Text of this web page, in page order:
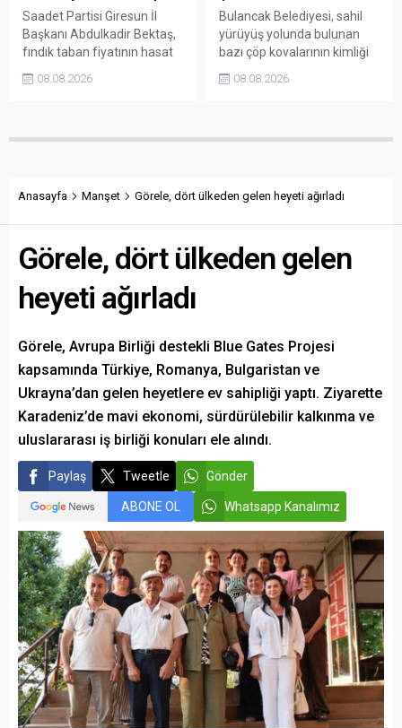
Saadet Partisi Giresun İl
Başkanı Abdulkadir Bektaş,
fındık taban fiyatının hasat
açıklanmamasına tepki
belirterek üreticiyi memnun
savundu.
08.08.2026
Bulancak Belediyesi, sahil
yürüyüş yolunda bulunan
bazı çöp kovalarının kimliği
sökülerek çalındığını açıkladı.
vatandaşlardan ihbar
08.08.2026
Anasayfa Manşet Görele, dört ülkeden gelen heyeti ağırladı
Görele, dört ülkeden gelen
heyeti ağırladı
Görele, Avrupa Birliği destekli Blue Gates Projesi
kapsamında Türkiye, Romanya, Bulgaristan ve
Ukrayna’dan gelen heyetlere ev sahipliği yaptı. Ziyarette
Karadeniz’de mavi ekonomi, sürdürülebilir kalkınma ve
uluslararası iş birliği konuları ele alındı.
Paylaş Tweetle Gönder
ABONE OL Whatsapp Kanalımız